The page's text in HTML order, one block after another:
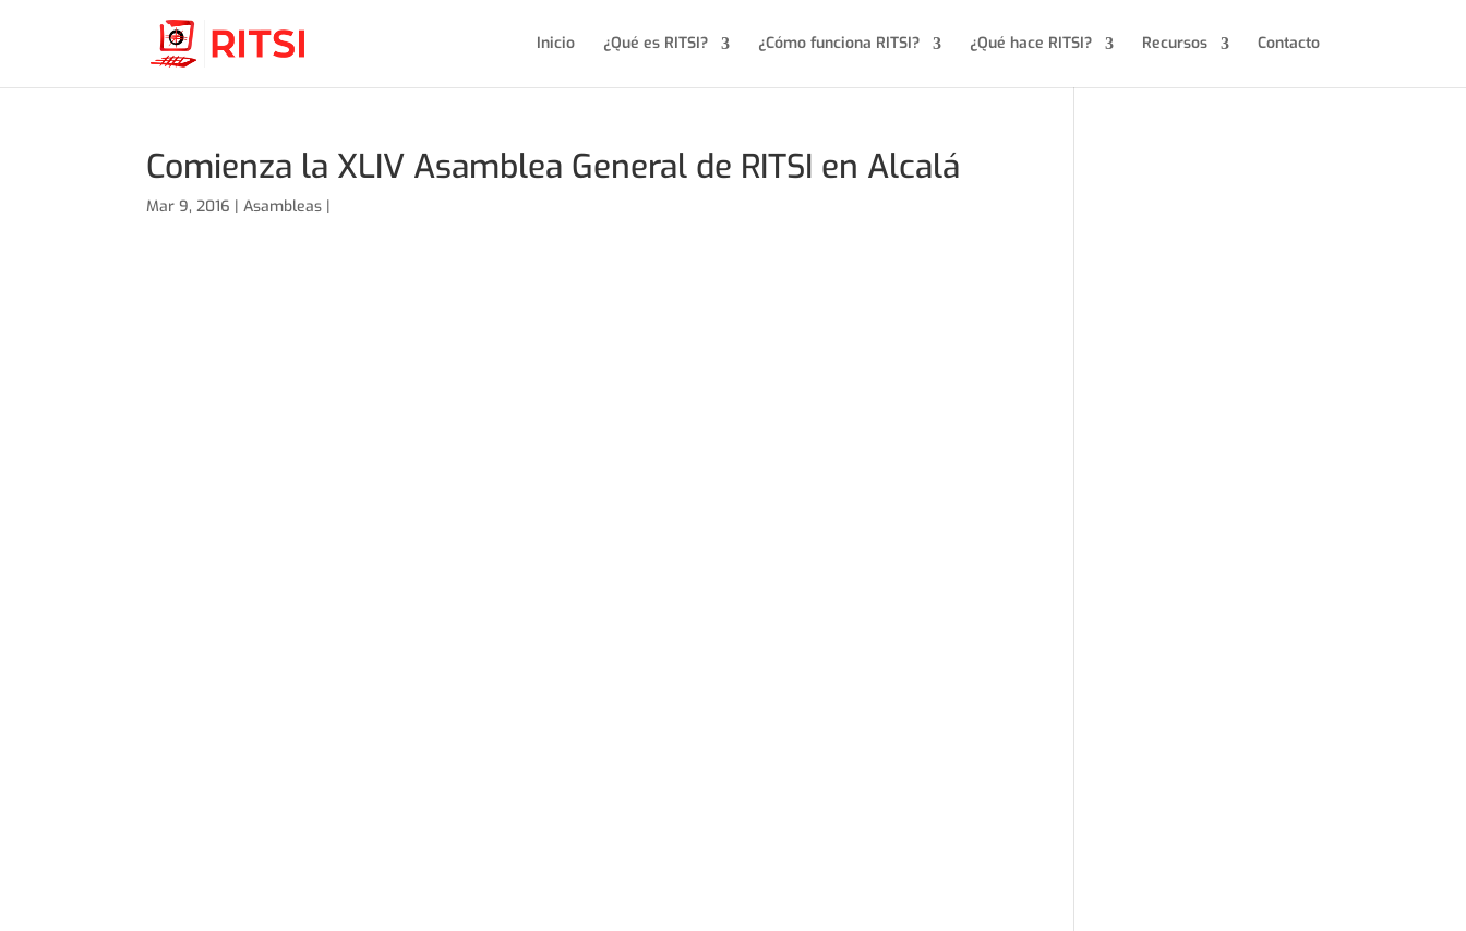
Inicio ¿Qué es RITSI? ¿Cómo funciona RITSI? ¿Qué hace RITSI? Recursos Contacto
Comienza la XLIV Asamblea General de RITSI en Alcalá
Mar 9, 2016 |Asambleas |